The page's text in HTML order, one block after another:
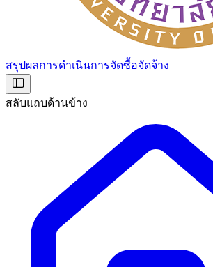
สรุปผลการดำเนินการจัดซื้อจัดจ้าง
สลับแถบด้านข้าง